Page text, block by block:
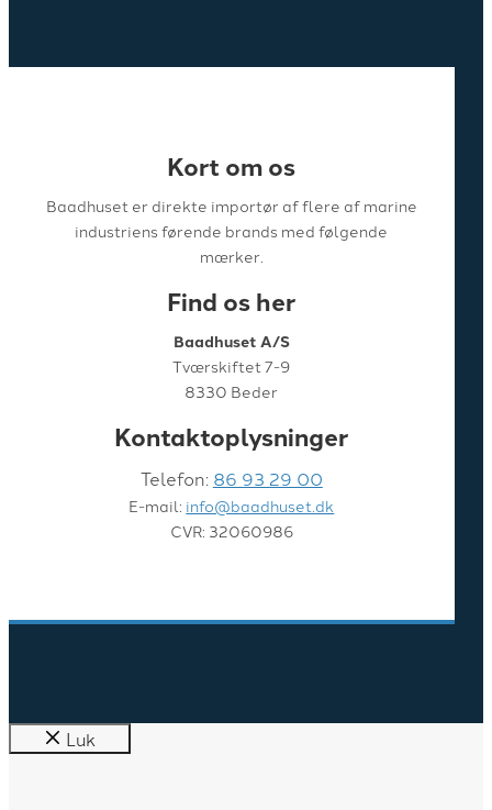
Kort om os
Baadhuset er direkte importør af flere af marine
industriens førende brands med følgende
mærker.
Find os her
Baadhuset A/S
Tværskiftet 7-9
8330 Beder
Kontaktoplysninger
Telefon: 86 93 29 00
E-mail: info@baadhuset.dk
CVR: 32060986
Luk